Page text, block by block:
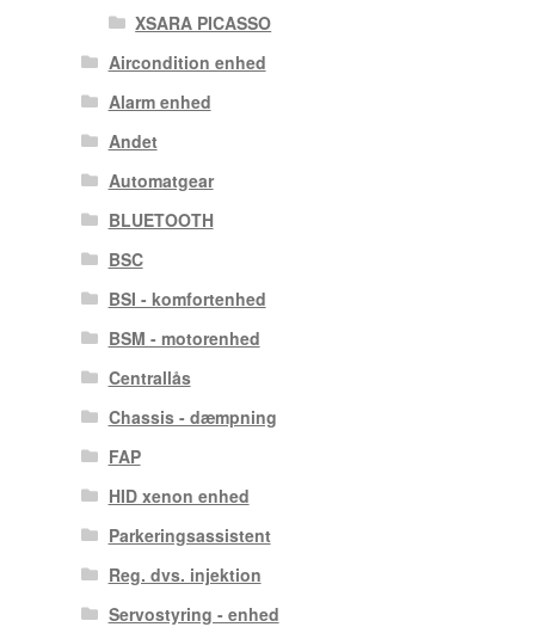
XSARA PICASSO
Aircondition enhed
Alarm enhed
Andet
Automatgear
BLUETOOTH
BSC
BSI - komfortenhed
BSM - motorenhed
Centrallås
Chassis - dæmpning
FAP
HID xenon enhed
Parkeringsassistent
Reg. dvs. injektion
Servostyring - enhed